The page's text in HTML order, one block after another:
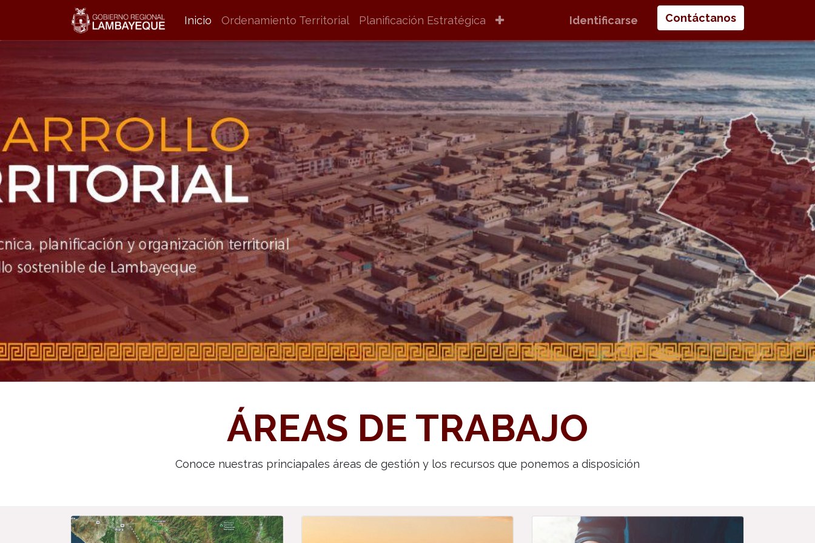
Inicio Ordenamiento Territorial Planificación Estratégica Identificarse Contáctanos
ÁREAS DE TRABAJO
Conoce nuestras princiapales áreas de gestión y los recursos que ponemos a disposición